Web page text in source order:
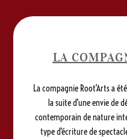
LA
La compagnie Root’Arts a
la suite d’une envie de
contemporain de nature
type d’écriture de